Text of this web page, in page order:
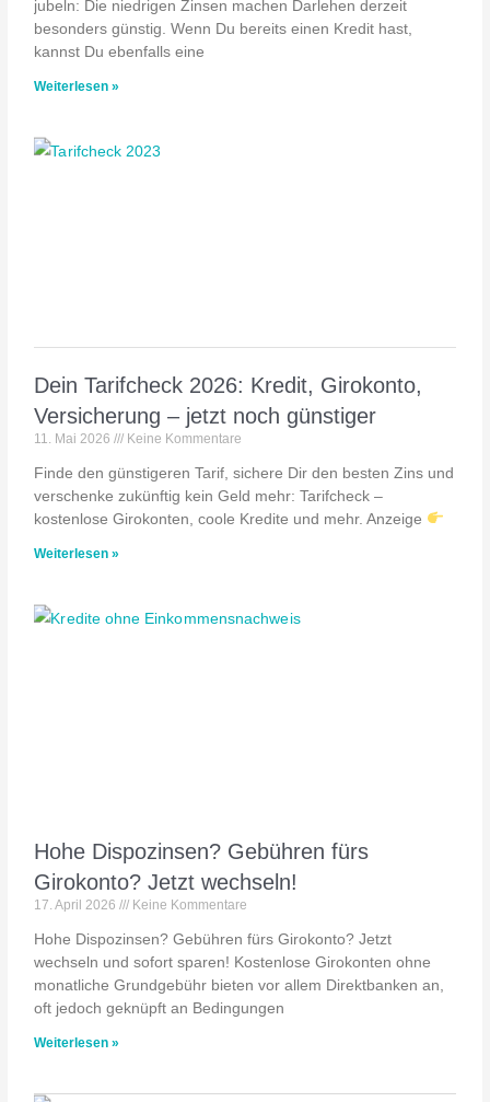
jubeln: Die niedrigen Zinsen machen Darlehen derzeit
besonders günstig. Wenn Du bereits einen Kredit hast,
kannst Du ebenfalls eine
Weiterlesen »
Dein Tarifcheck 2026: Kredit, Girokonto,
Versicherung – jetzt noch günstiger
11. Mai 2026 Keine Kommentare
Finde den günstigeren Tarif, sichere Dir den besten Zins und
verschenke zukünftig kein Geld mehr: Tarifcheck –
kostenlose Girokonten, coole Kredite und mehr. Anzeige
Weiterlesen »
Hohe Dispozinsen? Gebühren fürs
Girokonto? Jetzt wechseln!
17. April 2026 Keine Kommentare
Hohe Dispozinsen? Gebühren fürs Girokonto? Jetzt
wechseln und sofort sparen! Kostenlose Girokonten ohne
monatliche Grundgebühr bieten vor allem Direktbanken an,
oft jedoch geknüpft an Bedingungen
Weiterlesen »